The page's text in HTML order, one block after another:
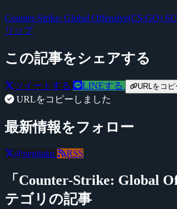
Counter-Strike: Global Offensive(CS:GO)
リップ
この記事をシェアする
ツイートする LINEする URLをコピ
URLをコピーしました
最新情報をフォロー
@negitaku RSS
「Counter-Strike: Global
テゴリの記事